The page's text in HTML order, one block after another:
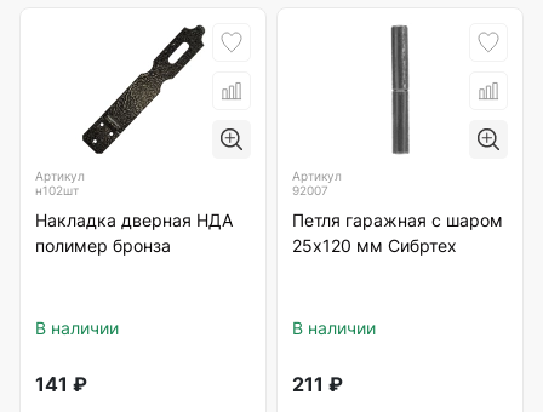
Артикул
н102шт
Накладка дверная НДА
полимер бронза
В наличии
141 ₽
Артикул
92007
Петля гаражная с шаром
25х120 мм Сибртех
В наличии
211 ₽